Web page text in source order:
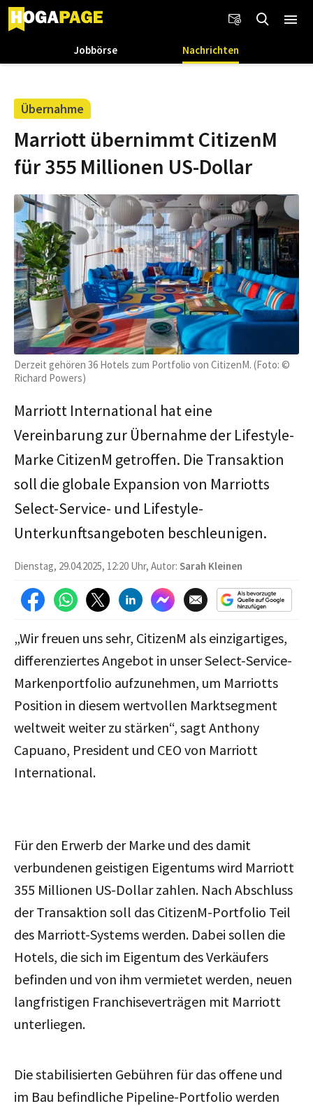
Jobbörse Nachrichten
Übernahme
Marriott übernimmt CitizenM
für 355 Millionen US-Dollar
Derzeit gehören 36 Hotels zum Portfolio von CitizenM. (Foto: ©
Richard Powers)
Marriott International hat eine
Vereinbarung zur Übernahme der Lifestyle-
Marke CitizenM getroffen. Die Transaktion
soll die globale Expansion von Marriotts
Select-Service- und Lifestyle-
Unterkunftsangeboten beschleunigen.
Dienstag, 29.04.2025, 12:20 Uhr, Autor: Sarah Kleinen
„Wir freuen uns sehr, CitizenM als einzigartiges,
differenziertes Angebot in unser Select-Service-
Markenportfolio aufzunehmen, um Marriotts
Position in diesem wertvollen Marktsegment
weltweit weiter zu stärken“, sagt Anthony
Capuano, President und CEO von Marriott
International.
Für den Erwerb der Marke und des damit
verbundenen geistigen Eigentums wird Marriott
355 Millionen US-Dollar zahlen. Nach Abschluss
der Transaktion soll das CitizenM-Portfolio Teil
des Marriott-Systems werden. Dabei sollen die
Hotels, die sich im Eigentum des Verkäufers
befinden und von ihm vermietet werden, neuen
langfristigen Franchiseverträgen mit Marriott
unterliegen.
Die stabilisierten Gebühren für das offene und
im Bau befindliche Pipeline-Portfolio werden